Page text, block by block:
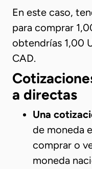
En este caso,
para comprar
obtendrías 1,00
CAD.
a directas
Una
de moneda
comprar o
moneda